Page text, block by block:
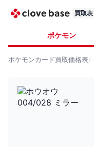
買取表
ポケモン
ポケモンカード買取価格表